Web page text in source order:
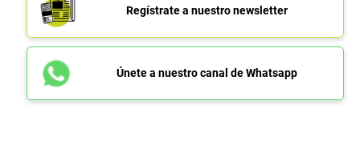
Regístrate a nuestro newsletter
Únete a nuestro canal de Whatsapp